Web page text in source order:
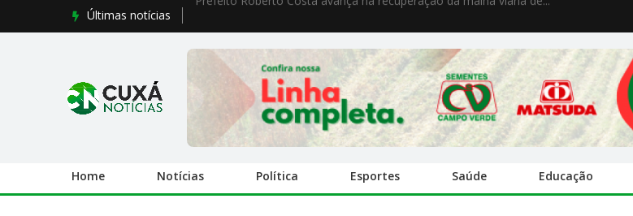
Últimas notícias
Home Notícias Política Esportes Saúde Educação